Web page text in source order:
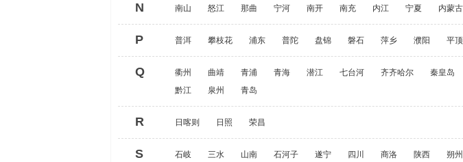
N 南山 怒江 那曲 宁河 南开 南充 内江 宁夏 内蒙古
P 普洱 攀枝花 浦东 普陀 盘锦 磐石 萍乡 濮阳 平
Q 衢州 曲靖 青浦 青海 潜江 七台河 齐齐哈尔 秦皇岛
黔江
泉州 青岛
R 日喀则 日照 荣昌
S 石岐 三水 山南 石河子 遂宁 四川 商洛 陕西 朔州